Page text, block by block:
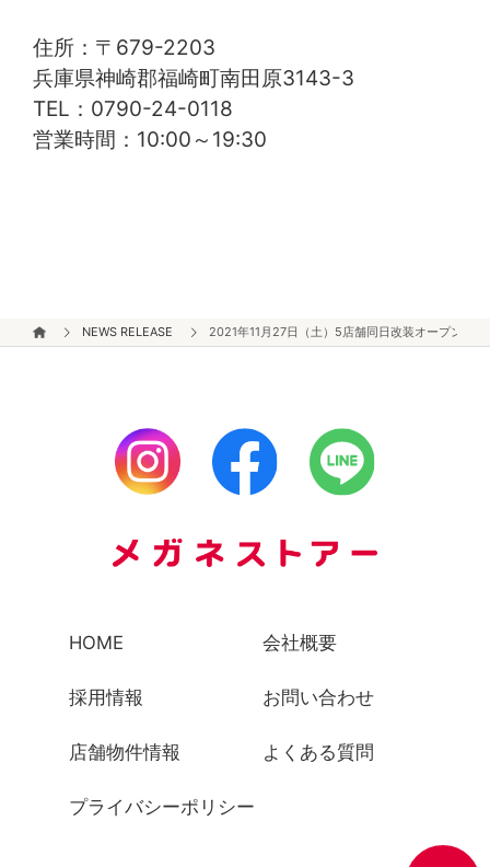
住所：〒679-2203
兵庫県神崎郡福崎町南田原3143-3
TEL：0790-24-0118
営業時間：10:00～19:30
NEWS RELEASE 2021年11月27日（土）5店舗同日改装オープン！！
HOME 会社概要
採用情報 お問い合わせ
店舗物件情報 よくある質問
プライバシーポリシー